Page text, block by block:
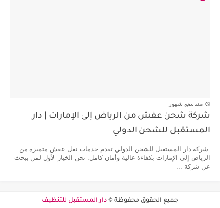
منذ بضع شهور
شركة شحن عفش من الرياض إلى الإمارات | دار
المستقبل للشحن الدولي
شركة دار المستقبل للشحن الدولي تقدم خدمات نقل عفش متميزة من
الرياض إلى الإمارات بكفاءة عالية وأمان كامل. نحن الخيار الأول لمن يبحث
عن شركة ...
جميع الحقوق محفوظة © دار المستقبل للتنظيف